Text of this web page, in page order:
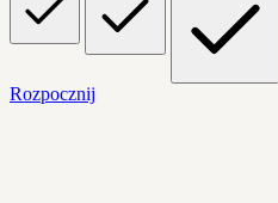
Rozpocznij